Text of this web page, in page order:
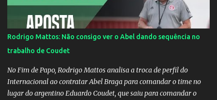
Rodrigo Mattos: Não consigo ver o Abel dando sequência no
trabalho de Coudet
No Fim de Papo, Rodrigo Mattos analisa a troca de perfil do
Internacional ao contratar Abel Braga para comandar o time no
lugar do argentino Eduardo Coudet, que saiu para comandar o